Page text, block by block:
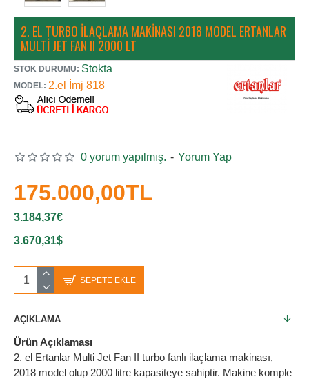
2. EL TURBO İLAÇLAMA MAKINASI 2018 MODEL ERTANLAR
MULTI JET FAN II 2000 LT
STOK DURUMU: Stokta
MODEL: 2.el İmj 818
0 yorum yapılmış. - Yorum Yap
175.000,00TL
3.184,37€
3.670,31$
SEPETE EKLE
AÇIKLAMA
Ürün Açıklaması
2. el Ertanlar Multi Jet Fan II turbo fanlı ilaçlama makinası,
2018 model olup 2000 litre kapasiteye sahiptir. Makine komple